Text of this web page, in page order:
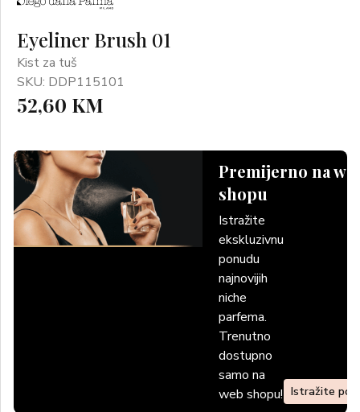
Eyeliner Brush 01
Kist za tuš
SKU: DDP115101
52,60 KM
Premijerno na
shopu
Istražite
ekskluzivnu
ponudu
najnovijih
niche
parfema.
Trenutno
dostupno
samo na
web shopu! Istražite